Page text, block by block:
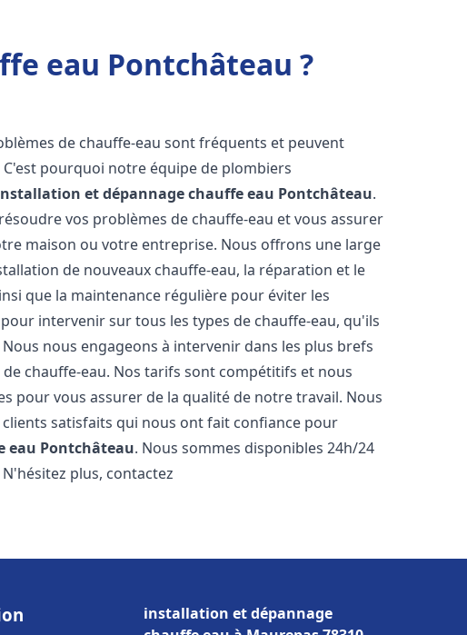
eau Pontchâteau ?
de chauffe-eau sont fréquents et peuvent
pourquoi notre équipe de plombiers
et dépannage chauffe eau Pontchâteau.
vos problèmes de chauffe-eau et vous assurer
maison ou votre entreprise. Nous offrons une large
de nouveaux chauffe-eau, la réparation et le
que la maintenance régulière pour éviter les
intervenir sur tous les types de chauffe-eau, qu'ils
nous engageons à intervenir dans les plus brefs
chauffe-eau. Nos tarifs sont compétitifs et nous
pour vous assurer de la qualité de notre travail. Nous
satisfaits qui nous ont fait confiance pour
eau Pontchâteau. Nous sommes disponibles 24h/24
plus, contactez
installation et dépannage